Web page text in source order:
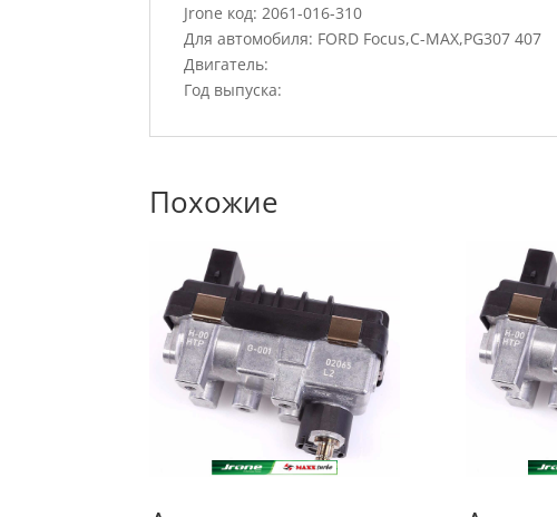
Jrone код: 2061-016-310
Для автомобиля: FORD Focus,C-MAX,PG307 407
Двигатель:
Год выпуска:
Похожие